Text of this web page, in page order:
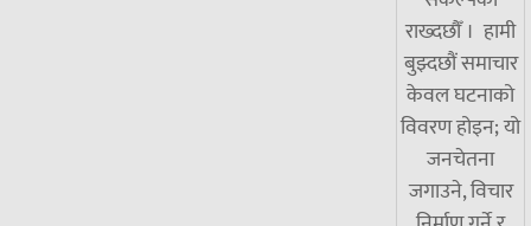
राख्दछौँ । हामी
बुझ्दछौं समाचार
केवल घटनाको
विवरण होइन; यो
जनचेतना
जगाउने, विचार